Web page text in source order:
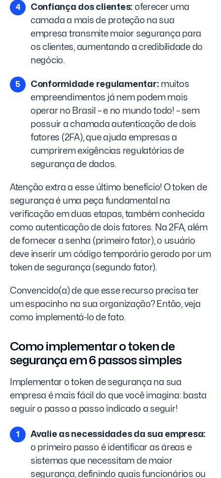
Confiança dos clientes: oferecer uma
camada a mais de proteção na sua
empresa transmite maior segurança para
os clientes, aumentando a credibilidade do
negócio.
Conformidade regulamentar: muitos
empreendimentos já nem podem mais
operar no Brasil – e no mundo todo! – sem
possuir a chamada autenticação de dois
fatores (2FA), que ajuda empresas a
cumprirem exigências regulatórias de
segurança de dados.
Atenção extra a esse último benefício! O token de
segurança é uma peça fundamental na
verificação em duas etapas, também conhecida
como autenticação de dois fatores. Na 2FA, além
de fornecer a senha (primeiro fator), o usuário
deve inserir um código temporário gerado por um
token de segurança (segundo fator).
Convencido(a) de que esse recurso precisa ter
um espacinho na sua organização? Então, veja
como implementá-lo de fato.
Como implementar o token de
segurança em 6 passos simples
Implementar o token de segurança na sua
empresa é mais fácil do que você imagina: basta
seguir o passo a passo indicado a seguir!
Avalie as necessidades da sua empresa:
o primeiro passo é identificar as áreas e
sistemas que necessitam de maior
segurança, definindo quais funcionários ou